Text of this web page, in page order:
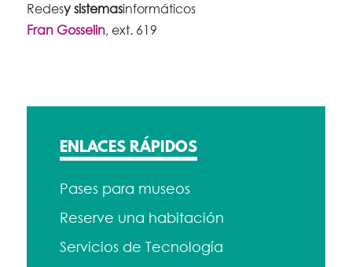
Redesy sistemasinformáticos
Fran Gosselin, ext. 619
ENLACES RÁPIDOS
Pases para museos
Reserve una habitación
Servicios de Tecnología